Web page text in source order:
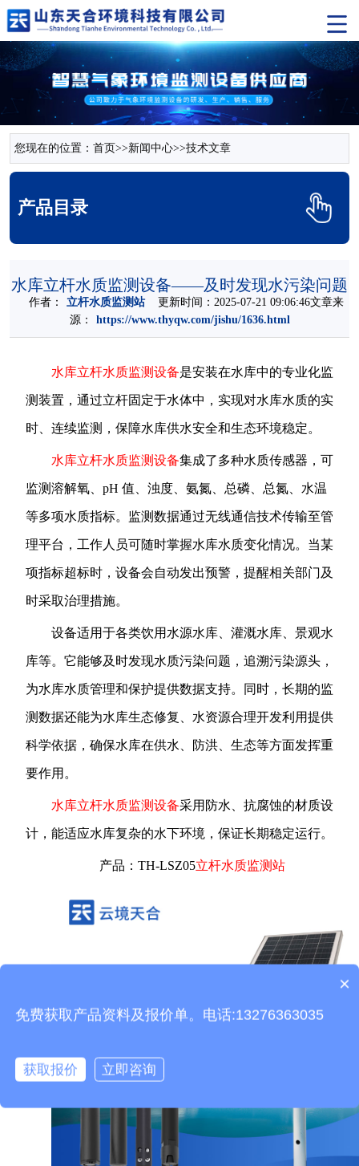
您现在的位置： 首页>>新闻中心>>技术文章
产品目录
水库立杆水质监测设备——及时发现水污染问题
作者： 立杆水质监测站​更新时间：2025-07-21 09:06:46文章来
源：
https://www.thyqw.com/jishu/1636.html
水库立杆水质监测设备是安装在水库中的专业化监
测装置，通过立杆固定于水体中，实现对水库水质的实
时、连续监测，保障水库供水安全和生态环境稳定。
水库立杆水质监测设备集成了多种水质传感器，可
监测溶解氧、pH 值、浊度、氨氮、总磷、总氮、水温
等多项水质指标。监测数据通过无线通信技术传输至管
理平台，工作人员可随时掌握水库水质变化情况。当某
项指标超标时，设备会自动发出预警，提醒相关部门及
时采取治理措施。
设备适用于各类饮用水源水库、灌溉水库、景观水
库等。它能够及时发现水质污染问题，追溯污染源头，
为水库水质管理和保护提供数据支持。同时，长期的监
测数据还能为水库生态修复、水资源合理开发利用提供
科学依据，确保水库在供水、防洪、生态等方面发挥重
要作用。
水库立杆水质监测设备采用防水、抗腐蚀的材质设
计，能适应水库复杂的水下环境，保证长期稳定运行。
产品：TH-LSZ05立杆水质监测站
产品包含安装吗？
×
免费获取产品资料及报价单。电话:13276363035
获取报价 立即咨询